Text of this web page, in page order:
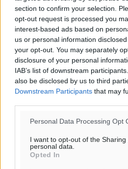
section to confirm your selection.
opt-out request is processed you
interest-based ads based on
us or personal information
your opt-out. You may separately
disclosure of your personal
IAB’s list of downstream
also be disclosed by us to third
Downstream Participants that may
Personal Data Processing Opt
I want to opt-out of the Sharing
personal data.
Opted In
ιστοσελίδες είναι απαραίτητη η
παρεχόμενου συνδέσμου
της Δημοκρατικής.
αίθριος καιρός